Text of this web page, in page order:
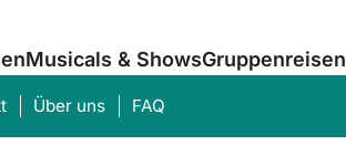
Musicals & ShowsGruppenreisen
Über uns FAQ